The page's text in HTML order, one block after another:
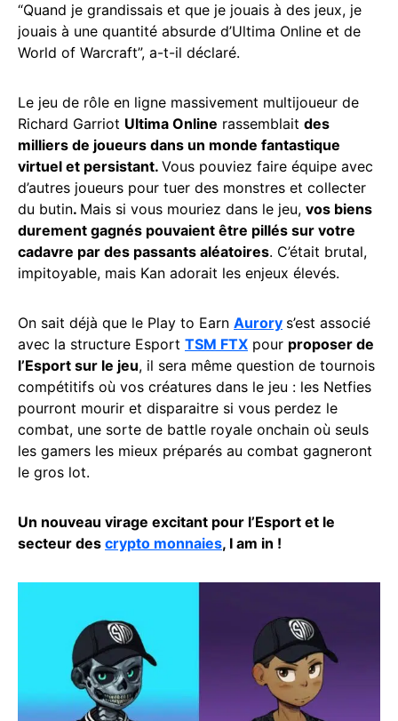
“Quand je grandissais et que je jouais à des jeux, je
jouais à une quantité absurde d’Ultima Online et de
World of Warcraft”, a-t-il déclaré.
Le jeu de rôle en ligne massivement multijoueur de
Richard Garriot Ultima Online rassemblait des
milliers de joueurs dans un monde fantastique
virtuel et persistant. Vous pouviez faire équipe avec
d’autres joueurs pour tuer des monstres et collecter
du butin. Mais si vous mouriez dans le jeu, vos biens
durement gagnés pouvaient être pillés sur votre
cadavre par des passants aléatoires. C’était brutal,
impitoyable, mais Kan adorait les enjeux élevés.
On sait déjà que le Play to Earn Aurory s’est associé
avec la structure Esport TSM FTX pour proposer de
l’Esport sur le jeu, il sera même question de tournois
compétitifs où vos créatures dans le jeu : les Netfies
pourront mourir et disparaitre si vous perdez le
combat, une sorte de battle royale onchain où seuls
les gamers les mieux préparés au combat gagneront
le gros lot.
Un nouveau virage excitant pour l’Esport et le
secteur des crypto monnaies, I am in !